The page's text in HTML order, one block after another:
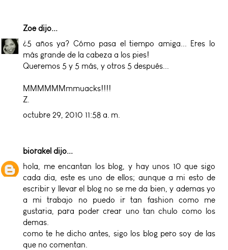
Zoedijo...
¿5 años ya? Cómo pasa el tiempo amiga... Eres lo
más grande de la cabeza a los pies!
Queremos 5 y 5 más, y otros 5 después...
MMMMMMmmuacks!!!!
Z.
octubre 29, 2010 11:58 a. m.
biorakel dijo...
hola, me encantan los blog, y hay unos 10 que sigo
cada dia, este es uno de ellos; aunque a mi esto de
escribir y llevar el blog no se me da bien, y ademas yo
a mi trabajo no puedo ir tan fashion como me
gustaria, para poder crear uno tan chulo como los
demas.
como te he dicho antes, sigo los blog pero soy de las
que no comentan.